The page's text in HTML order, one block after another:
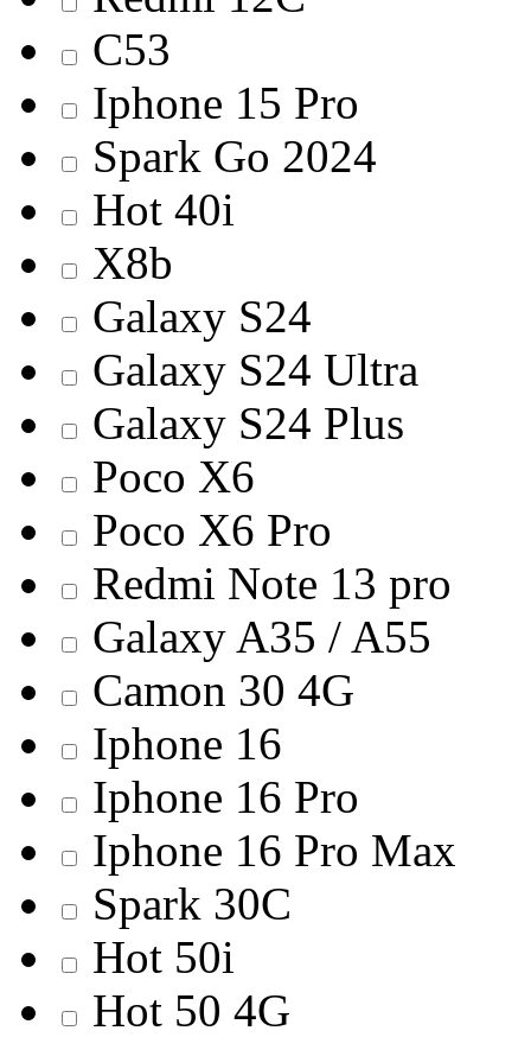
C53
Iphone 15 Pro
Spark Go 2024
Hot 40i
X8b
Galaxy S24
Galaxy S24 Ultra
Galaxy S24 Plus
Poco X6
Poco X6 Pro
Redmi Note 13 pro
Galaxy A35 / A55
Camon 30 4G
Iphone 16
Iphone 16 Pro
Iphone 16 Pro Max
Spark 30C
Hot 50i
Hot 50 4G